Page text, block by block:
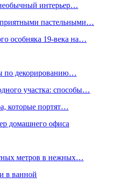
интерьер…
приятными пастельными…
особняка 19-века на…
по декорированию…
участка: способы…
которые портят…
домашнего офиса
метров в нежных…
в ванной